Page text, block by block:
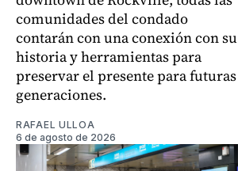
comunidades del condado
contarán con una conexión con su
historia y herramientas para
preservar el presente para futuras
generaciones.
RAFAEL ULLOA
6 de agosto de 2026